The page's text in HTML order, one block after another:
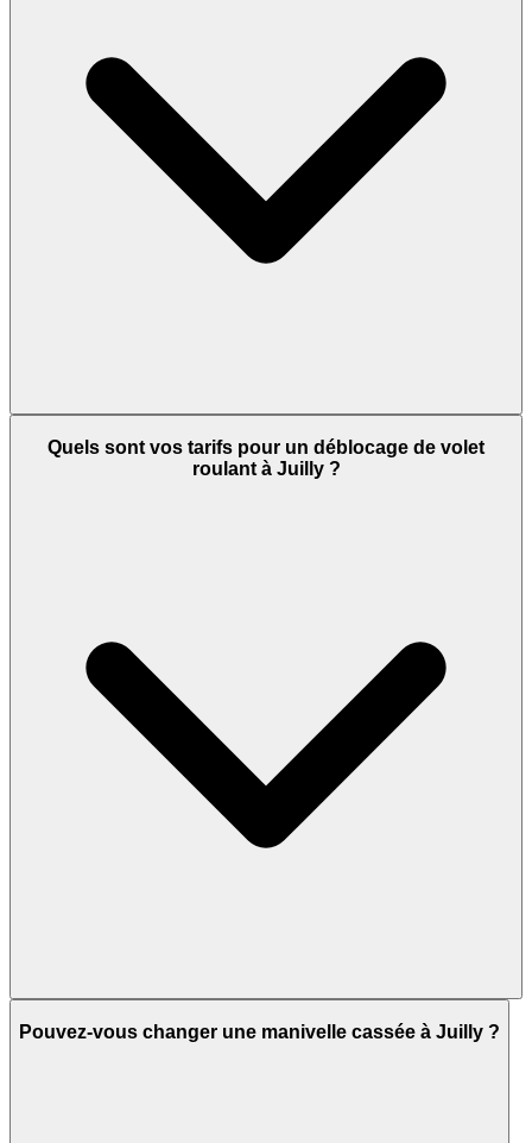
Quels sont vos tarifs pour un déblocage de volet
roulant à Juilly ?
Pouvez-vous changer une manivelle cassée à Juilly ?